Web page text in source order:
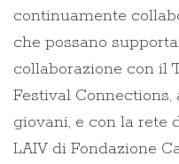
continuamente
che possano
collaborazione con il
Festival
giovani, e con la rete
LAIV di Fondazione